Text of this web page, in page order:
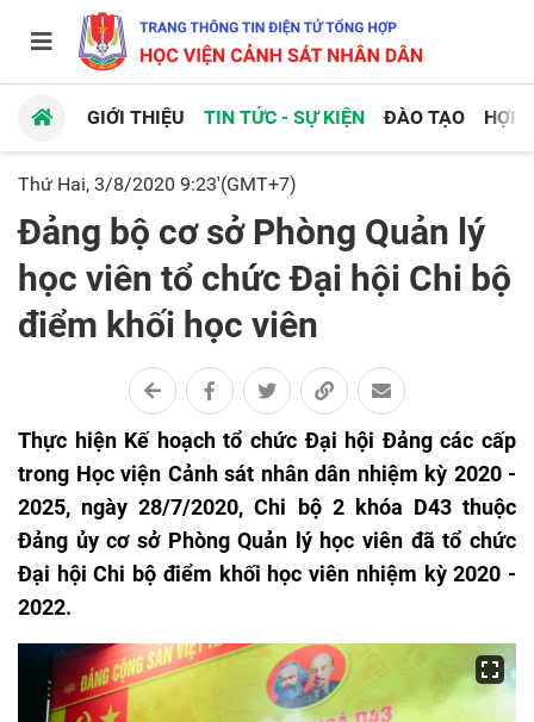
GIỚI THIỆU TIN TỨC - SỰ KIỆN ĐÀO TẠO HỢP
Thứ Hai, 3/8/2020 9:23'(GMT+7)
Đảng bộ cơ sở Phòng Quản lý
học viên tổ chức Đại hội Chi bộ
điểm khối học viên
Thực hiện Kế hoạch tổ chức Đại hội Đảng các cấp
trong Học viện Cảnh sát nhân dân nhiệm kỳ 2020 -
2025, ngày 28/7/2020, Chi bộ 2 khóa D43 thuộc
Đảng ủy cơ sở Phòng Quản lý học viên đã tổ chức
Đại hội Chi bộ điểm khối học viên nhiệm kỳ 2020 -
2022.